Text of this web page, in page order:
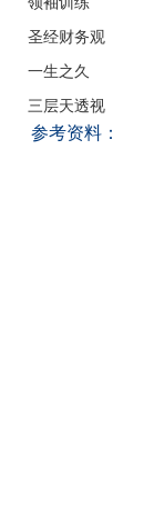
圣经财务观
一生之久
三层天透视
参考资料：